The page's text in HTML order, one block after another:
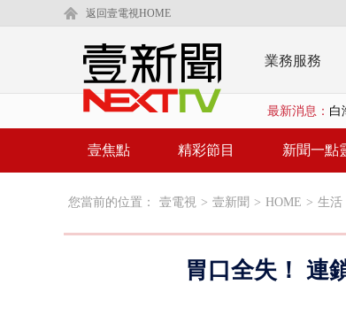
返回壹電視HOME
業務服務
最新消息： 白
壹
壹焦點 精彩節目 新聞一點
您當前的位置： 壹電視 > 壹新聞 > HOME > 生活
胃口全失！ 連